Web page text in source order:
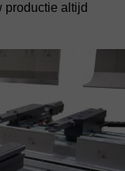
productie altijd